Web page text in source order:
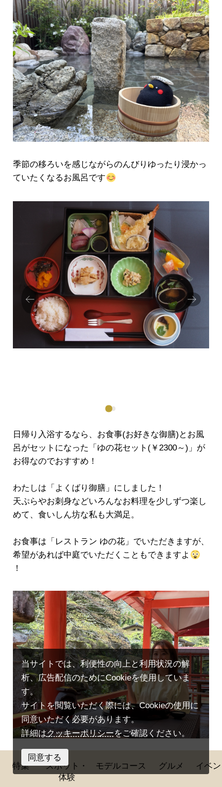
季節の移ろいを感じながらのんびりゆったり浸かっ
ていたくなるお風呂です
Prev
ious
Next
日帰り入浴するなら、お食事(お好きな御膳)とお風
呂がセットになった「ゆの花セット(￥2300～)」が
お得なのでおすすめ！
わたしは「よくばり御膳」にしました！
天ぷらやお刺身などいろんなお料理を少しずつ楽し
めて、食いしん坊な私も大満足。
お食事は「レストラン ゆの花」でいただきますが、
希望があれば中庭でいただくこともできますよ
！
非日常を味わえる特別な空間の中でゆっくりお食事
をして癒されました
特集
スポット・
体験
モデルコース グルメ イベ
当サイトでは、利便性の向上と利用状況の解
析、広告配信のためにCookieを使用していま
す。
サイトを閲覧いただく際には、Cookieの使用に
同意いただく必要があります。
詳細はクッキーポリシーをご確認ください。
同意する